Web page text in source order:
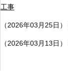
工事
（2026年03月25日）
（2026年03月13日）